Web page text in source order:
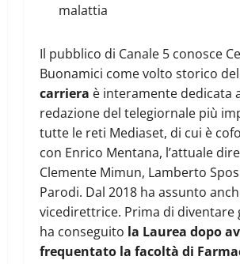
malattia
Il pubblico di Canale 5 conosce
Buonamici come volto storico del
carriera è interamente dedicata
redazione del telegiornale più
tutte le reti Mediaset, di cui è
con Enrico Mentana, l’attuale
Clemente Mimun, Lamberto
Parodi. Dal 2018 ha assunto
vicedirettrice. Prima di diventare
ha conseguito la Laurea dopo
frequentato la facoltà di